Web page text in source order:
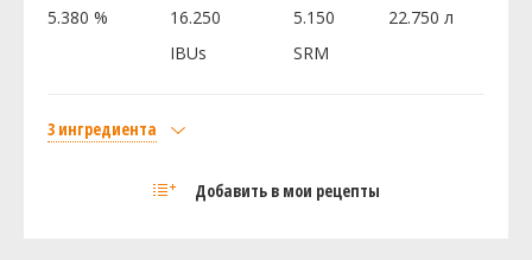
Добавить в мои рецепты
5.380 %
16.250
IBUs
5.150
SRM
22.750 л
3 ингредиента
Liquid Malt Extract - Light